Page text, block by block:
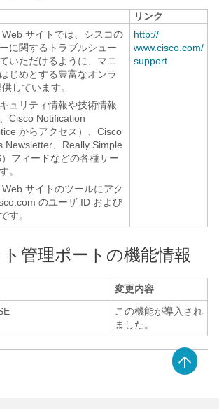
リンク
サイトでは、シスコの
に関するトラブルシュー
いただけるように、マニ
じめとする豊富なオンラ
しています。
ュリティ情報や技術情報
Cisco Notification
からアクセス）、Cisco
Newsletter、Really Simple
フィードなどの各種サー
。
サイトのツールにアク
のユーザ ID および
す。
http:/​/​
www.cisco.com/​
support
管理ポートの機能情報
変更内容
この機能が導入され
ました。